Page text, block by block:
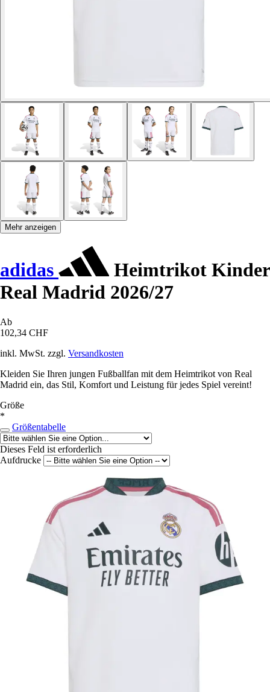
Mehr anzeigen
adidas
Heimtrikot Kinder
Real Madrid 2026/27
Ab
102,34 CHF
inkl. MwSt. zzgl. Versandkosten
Kleiden Sie Ihren jungen Fußballfan mit dem Heimtrikot von Real
Madrid ein, das Stil, Komfort und Leistung für jedes Spiel vereint!
Größe
*
Größentabelle
Dieses Feld ist erforderlich
Aufdrucke